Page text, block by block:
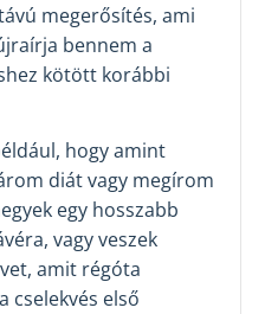
megerősítés, ami
bennem a
kötött korábbi
hogy amint
diát vagy megírom
egy hosszabb
vagy veszek
amit régóta
cselekvés első